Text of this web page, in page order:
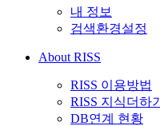
내 정보
검색환경설정
About RISS
RISS 이용방법
RISS 지식더하기
DB연계 현황